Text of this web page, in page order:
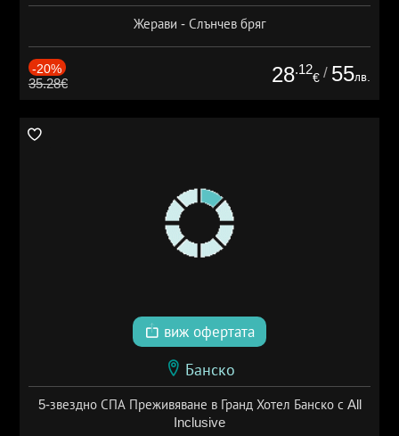
Жерави - Слънчев бряг
-20%
35.28€ 28.12
€ / 55лв.
виж офертата
Банско
5-звездно СПА Преживяване в Гранд Хотел Банско с All
Inclusive